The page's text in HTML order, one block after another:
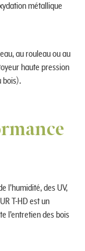
métallique
au rouleau ou au
haute pression
bois).
l’humidité, des UV,
T-HD est un
l’entretien des bois